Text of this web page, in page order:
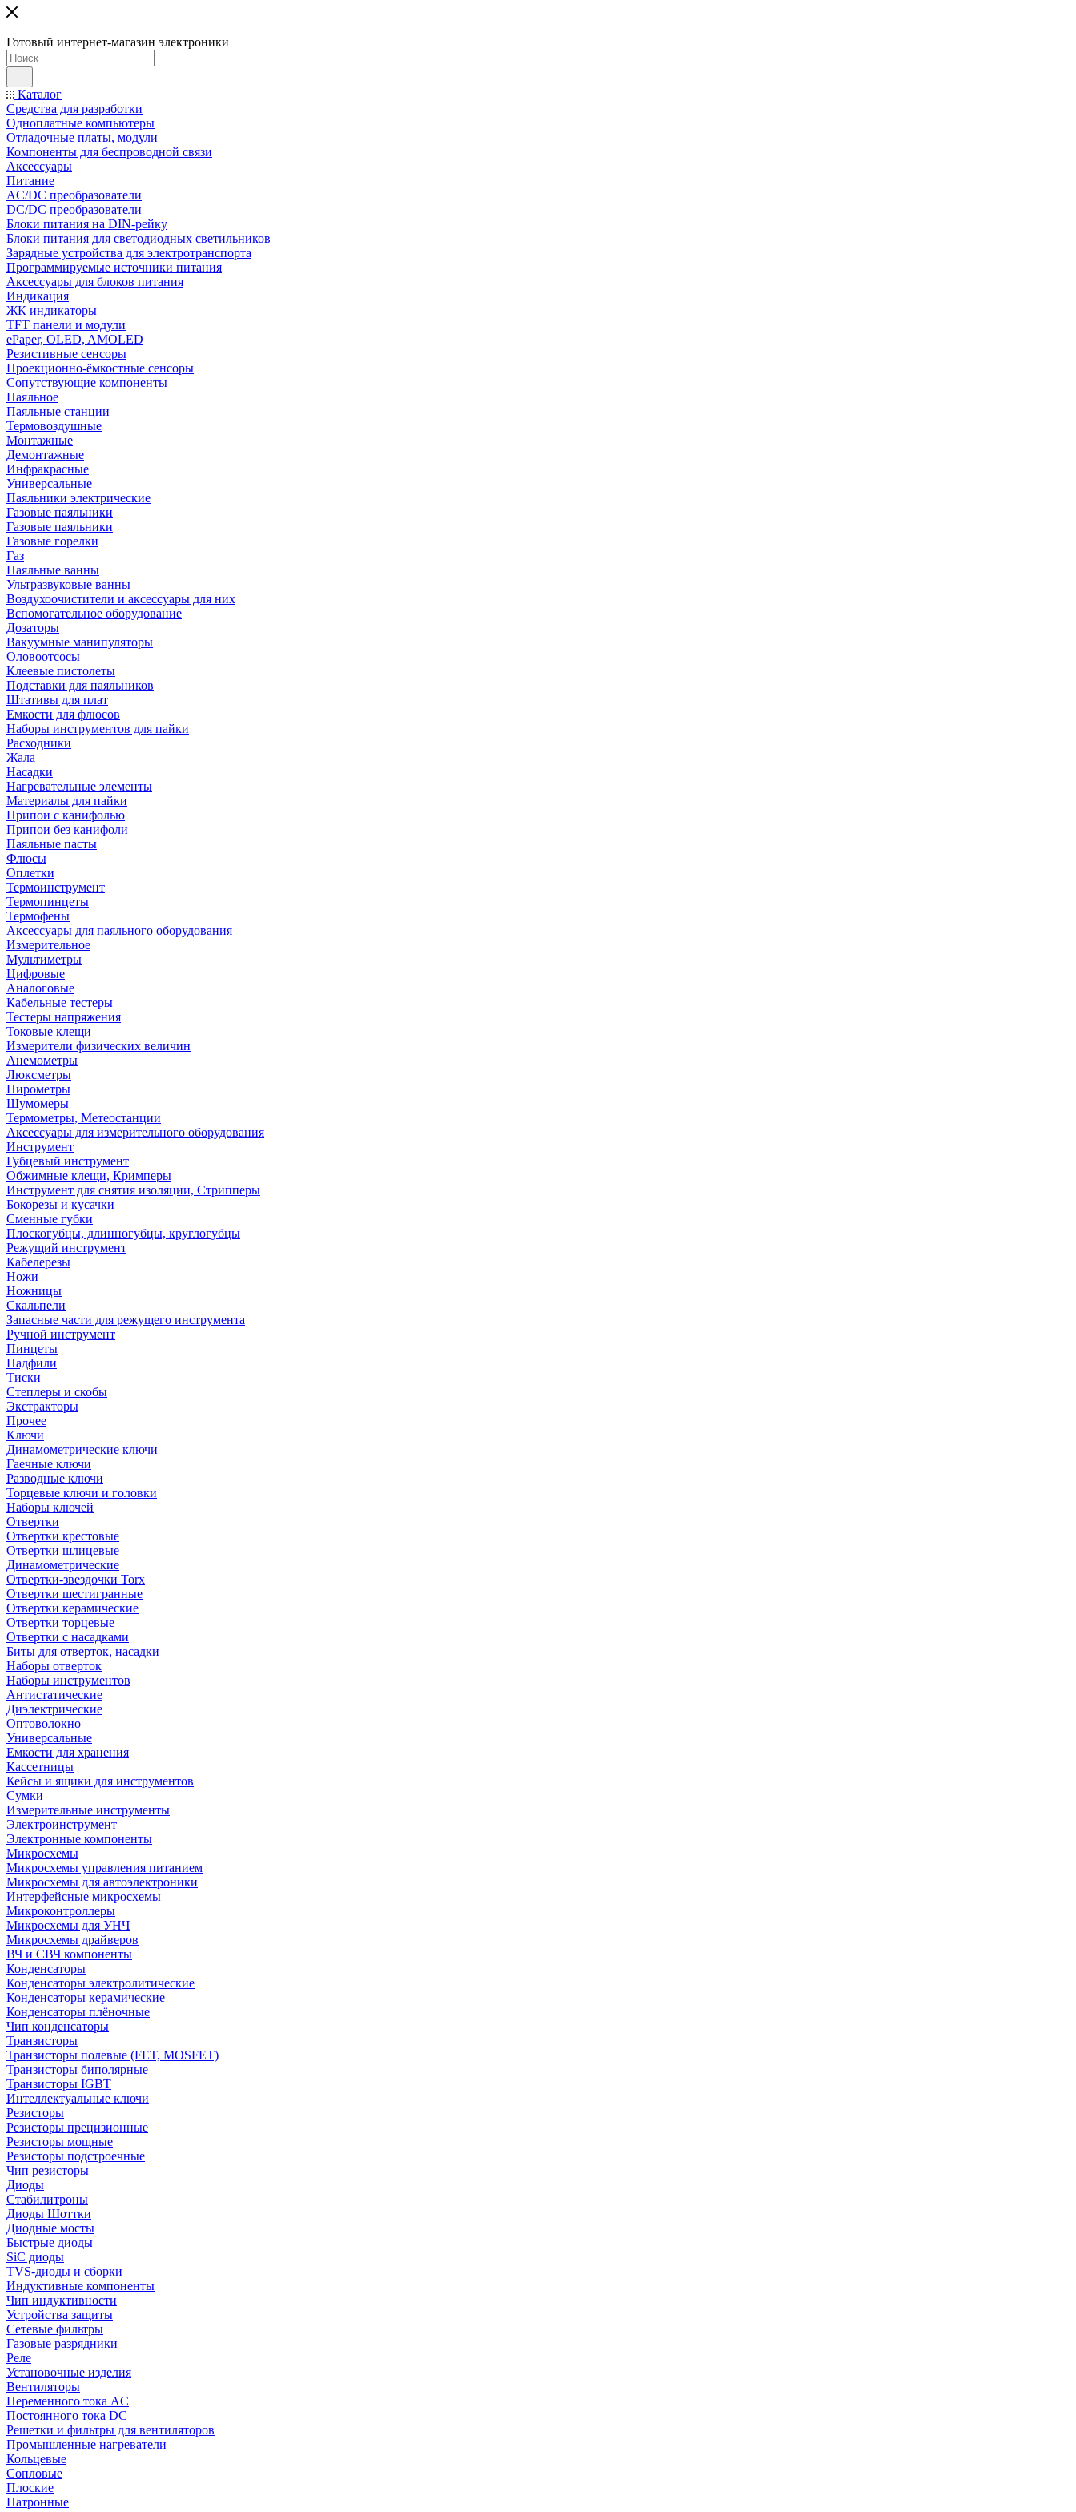
Готовый интернет-магазин электроники
Каталог
Средства для разработки
Одноплатные компьютеры
Отладочные платы, модули
Компоненты для беспроводной связи
Аксессуары
Питание
AC/DC преобразователи
DC/DC преобразователи
Блоки питания на DIN-рейку
Блоки питания для светодиодных светильников
Зарядные устройства для электротранспорта
Программируемые источники питания
Аксессуары для блоков питания
Индикация
ЖК индикаторы
TFT панели и модули
ePaper, OLED, AMOLED
Резистивные сенсоры
Проекционно-ёмкостные сенсоры
Сопутствующие компоненты
Паяльное
Паяльные станции
Термовоздушные
Монтажные
Демонтажные
Инфракрасные
Универсальные
Паяльники электрические
Газовые паяльники
Газовые паяльники
Газовые горелки
Газ
Паяльные ванны
Ультразвуковые ванны
Воздухоочистители и аксессуары для них
Вспомогательное оборудование
Дозаторы
Вакуумные манипуляторы
Оловоотсосы
Клеевые пистолеты
Подставки для паяльников
Штативы для плат
Емкости для флюсов
Наборы инструментов для пайки
Расходники
Жала
Насадки
Нагревательные элементы
Материалы для пайки
Припои с канифолью
Припои без канифоли
Паяльные пасты
Флюсы
Оплетки
Термоинструмент
Термопинцеты
Термофены
Аксессуары для паяльного оборудования
Измерительное
Мультиметры
Цифровые
Аналоговые
Кабельные тестеры
Тестеры напряжения
Токовые клещи
Измерители физических величин
Анемометры
Люксметры
Пирометры
Шумомеры
Термометры, Метеостанции
Аксессуары для измерительного оборудования
Инструмент
Губцевый инструмент
Обжимные клещи, Кримперы
Инструмент для снятия изоляции, Стрипперы
Бокорезы и кусачки
Сменные губки
Плоскогубцы, длинногубцы, круглогубцы
Режущий инструмент
Кабелерезы
Ножи
Ножницы
Скальпели
Запасные части для режущего инструмента
Ручной инструмент
Пинцеты
Надфили
Тиски
Степлеры и скобы
Экстракторы
Прочее
Ключи
Динамометрические ключи
Гаечные ключи
Разводные ключи
Торцевые ключи и головки
Наборы ключей
Отвертки
Отвертки крестовые
Отвертки шлицевые
Динамометрические
Отвертки-звездочки Torx
Отвертки шестигранные
Отвертки керамические
Отвертки торцевые
Отвертки с насадками
Биты для отверток, насадки
Наборы отверток
Наборы инструментов
Антистатические
Диэлектрические
Оптоволокно
Универсальные
Емкости для хранения
Кассетницы
Кейсы и ящики для инструментов
Сумки
Измерительные инструменты
Электроинструмент
Электронные компоненты
Микросхемы
Микросхемы управления питанием
Микросхемы для автоэлектроники
Интерфейсные микросхемы
Микроконтроллеры
Микросхемы для УНЧ
Микросхемы драйверов
ВЧ и СВЧ компоненты
Конденсаторы
Конденсаторы электролитические
Конденсаторы керамические
Конденсаторы плёночные
Чип конденсаторы
Транзисторы
Транзисторы полевые (FET, MOSFET)
Транзисторы биполярные
Транзисторы IGBT
Интеллектуальные ключи
Резисторы
Резисторы прецизионные
Резисторы мощные
Резисторы подстроечные
Чип резисторы
Диоды
Стабилитроны
Диоды Шоттки
Диодные мосты
Быстрые диоды
SiC диоды
TVS-диоды и сборки
Индуктивные компоненты
Чип индуктивности
Устройства защиты
Сетевые фильтры
Газовые разрядники
Реле
Установочные изделия
Вентиляторы
Переменного тока AC
Постоянного тока DC
Решетки и фильтры для вентиляторов
Промышленные нагреватели
Кольцевые
Сопловые
Плоские
Патронные